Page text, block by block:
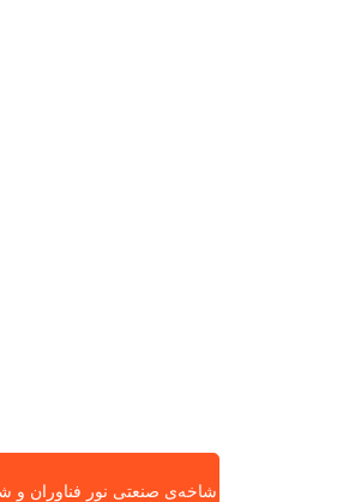
شاخه‌ی صنعتی نور فناوران و